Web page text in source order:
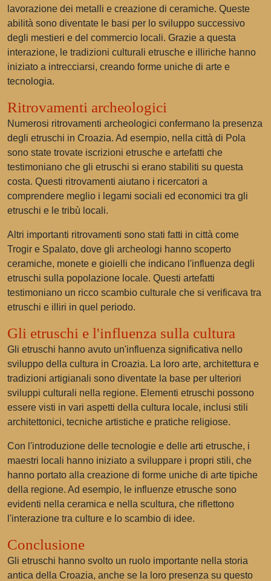
lavorazione dei metalli e creazione di ceramiche. Queste
abilità sono diventate le basi per lo sviluppo successivo
degli mestieri e del commercio locali. Grazie a questa
interazione, le tradizioni culturali etrusche e illiriche hanno
iniziato a intrecciarsi, creando forme uniche di arte e
tecnologia.
Ritrovamenti archeologici
Numerosi ritrovamenti archeologici confermano la presenza
degli etruschi in Croazia. Ad esempio, nella città di Pola
sono state trovate iscrizioni etrusche e artefatti che
testimoniano che gli etruschi si erano stabiliti su questa
costa. Questi ritrovamenti aiutano i ricercatori a
comprendere meglio i legami sociali ed economici tra gli
etruschi e le tribù locali.
Altri importanti ritrovamenti sono stati fatti in città come
Trogir e Spalato, dove gli archeologi hanno scoperto
ceramiche, monete e gioielli che indicano l'influenza degli
etruschi sulla popolazione locale. Questi artefatti
testimoniano un ricco scambio culturale che si verificava tra
etruschi e illiri in quel periodo.
Gli etruschi e l'influenza sulla cultura
Gli etruschi hanno avuto un'influenza significativa nello
sviluppo della cultura in Croazia. La loro arte, architettura e
tradizioni artigianali sono diventate la base per ulteriori
sviluppi culturali nella regione. Elementi etruschi possono
essere visti in vari aspetti della cultura locale, inclusi stili
architettonici, tecniche artistiche e pratiche religiose.
Con l'introduzione delle tecnologie e delle arti etrusche, i
maestri locali hanno iniziato a sviluppare i propri stili, che
hanno portato alla creazione di forme uniche di arte tipiche
della regione. Ad esempio, le influenze etrusche sono
evidenti nella ceramica e nella scultura, che riflettono
l'interazione tra culture e lo scambio di idee.
Conclusione
Gli etruschi hanno svolto un ruolo importante nella storia
antica della Croazia, anche se la loro presenza su questo